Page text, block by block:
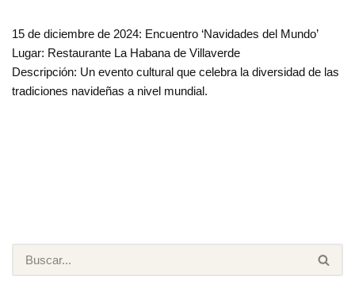
15 de diciembre de 2024: Encuentro ‘Navidades del Mundo’
Lugar: Restaurante La Habana de Villaverde
Descripción: Un evento cultural que celebra la diversidad de las
tradiciones navideñas a nivel mundial.